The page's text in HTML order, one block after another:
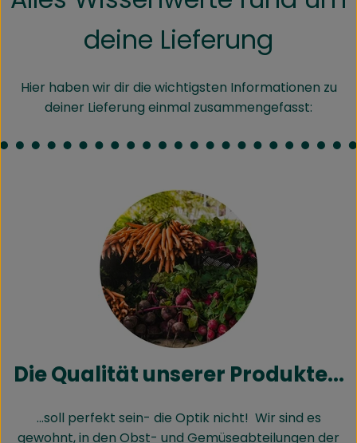
Kühltheke
Speisekammer
Bäckerei
Drogerie
Biomarkt Waldkirch
Über brokkolise
Wissenswertes
deine Lieferung
Hier haben wir dir die wichtigsten Informationen zu
deiner Lieferung einmal zusammengefasst:
Die Qualität unserer Produkte...
...soll perfekt sein- die Optik nicht! Wir sind es
gewohnt, in den Obst- und Gemüseabteilungen der